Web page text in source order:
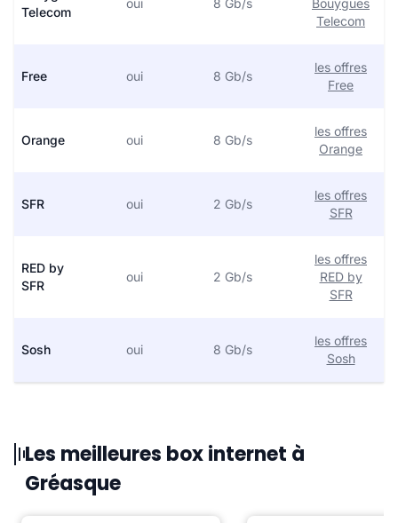
Telecom
oui 8 Gb/s
Bouygues
Telecom
Free oui 8 Gb/s
les offres
Free
Orange oui 8 Gb/s
les offres
Orange
SFR oui 2 Gb/s
les offres
SFR
RED by
SFR
oui 2 Gb/s
les offres
RED by
SFR
Sosh oui 8 Gb/s
les offres
Sosh
Les meilleures box internet à
Gréasque